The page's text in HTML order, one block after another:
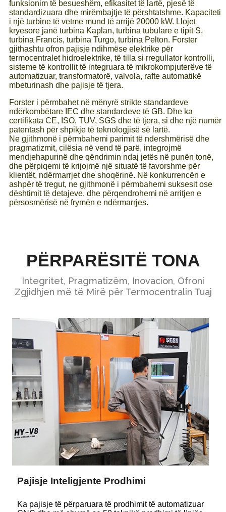
funksionim të besueshëm, efikasitet të lartë, pjesë të
standardizuara dhe mirëmbajtje të përshtatshme. Kapaciteti
i një turbine të vetme mund të arrijë 20000 kW. Llojet
kryesore janë turbina Kaplan, turbina tubulare e tipit S,
turbina Francis, turbina Turgo, turbina Pelton. Forster
gjithashtu ofron pajisje ndihmëse elektrike për
termocentralet hidroelektrike, të tilla si rregullator kontrolli,
sisteme të kontrollit të integruara të mikrokompjuterëve të
automatizuar, transformatorë, valvola, rafte automatikë
mbeturinash dhe pajisje të tjera.
Forster i përmbahet në mënyrë strikte standardeve
ndërkombëtare IEC dhe standardeve të GB. Dhe ka
certifikata CE, ISO, TUV, SGS dhe të tjera, si dhe një numër
patentash për shpikje të teknologjisë së lartë.
Ne gjithmonë i përmbahemi parimit të ndershmërisë dhe
pragmatizmit, cilësia në vend të parë, integrojmë
mendjehapurinë dhe qëndrimin ndaj jetës në punën tonë,
dhe përpiqemi të krijojmë një situatë të favorshme për
klientët, ndërmarrjet dhe shoqërinë. Në konkurrencën e
ashpër të tregut, ne gjithmonë i përmbahemi suksesit ose
dështimit të detajeve, dhe përqendrohemi në arritjen e
përsosmërisë në frymën e ndërmarrjes.
PËRPARËSITË TONA
Integritet, Pragmatizëm, Inovacion, Ofroni
Zgjidhjen më të Mirë për Termocentralin Tuaj
Pajisje Inteligjente Prodhimi
Ka pajisje të përparuara të prodhimit të automatizuar